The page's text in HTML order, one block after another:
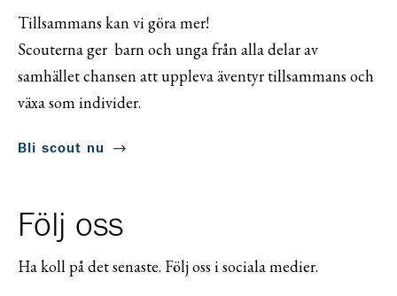
Tillsammans kan vi göra mer!
Scouterna ger barn och unga från alla delar av
samhället chansen att uppleva äventyr tillsammans och
växa som individer.
Bli scout nu
Följ oss
Ha koll på det senaste. Följ oss i sociala medier.